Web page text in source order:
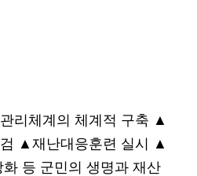
리체계의 체계적 구축 ▲
▲재난대응훈련 실시 ▲
등 군민의 생명과 재산